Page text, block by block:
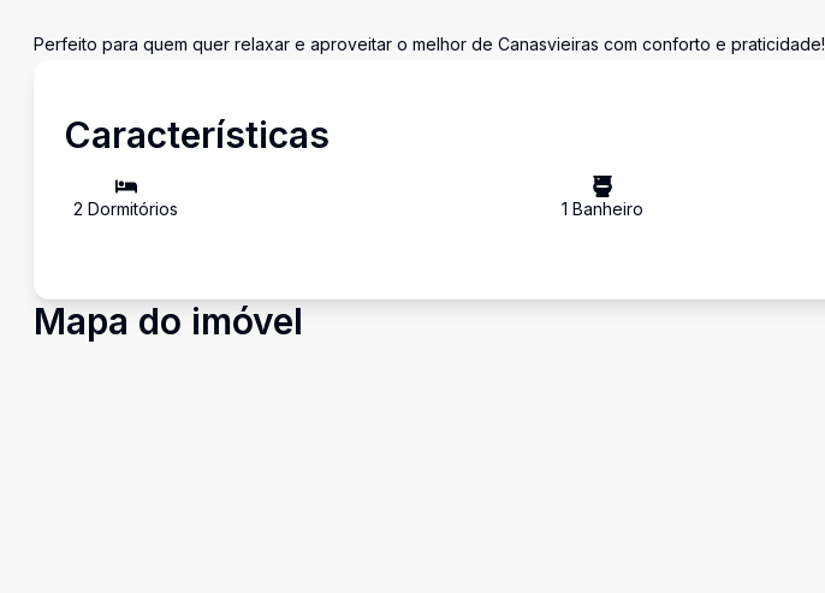
Perfeito para quem quer relaxar e aproveitar o melhor de Canasvieiras com conforto e praticidade!
Características
2 Dormitórios 1 Banheiro
Mapa do imóvel